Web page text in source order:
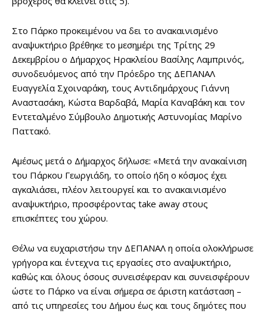
Στο Πάρκο προκειμένου να δει το ανακαινισμένο
αναψυκτήριο βρέθηκε το μεσημέρι της Τρίτης 29
Δεκεμβρίου ο Δήμαρχος Ηρακλείου Βασίλης Λαμπρινός,
συνοδευόμενος από την Πρόεδρο της ΔΕΠΑΝΑΛ
Ευαγγελία Σχοιναράκη, τους Αντιδημάρχους Γιάννη
Αναστασάκη, Κώστα Βαρδαβά, Μαρία Καναβάκη και τον
Εντεταλμένο Σύμβουλο Δημοτικής Αστυνομίας Μαρίνο
Παττακό.
Αμέσως μετά ο Δήμαρχος δήλωσε: «Μετά την ανακαίνιση
του Πάρκου Γεωργιάδη, το οποίο ήδη ο κόσμος έχει
αγκαλιάσει, πλέον λειτουργεί και το ανακαινισμένο
αναψυκτήριο, προσφέροντας take away στους
επισκέπτες του χώρου.
Θέλω να ευχαριστήσω την ΔΕΠΑΝΑΛ η οποία ολοκλήρωσε
γρήγορα και έντεχνα τις εργασίες στο αναψυκτήριο,
καθώς και όλους όσους συνεισέφεραν και συνεισφέρουν
ώστε το Πάρκο να είναι σήμερα σε άριστη κατάσταση –
από τις υπηρεσίες του Δήμου έως και τους δημότες που